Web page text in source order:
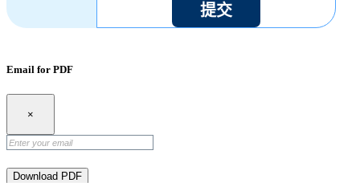
提交
Email for PDF
×
Download PDF